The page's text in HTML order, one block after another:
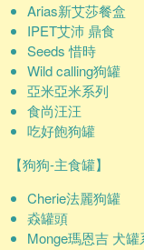
Arias新艾莎餐盒
IPET艾沛 鼎食
Seeds 惜時
Wild calling狗罐
亞米亞米系列
食尚汪汪
吃好飽狗罐
【狗狗-主食罐】
Cherie法麗狗罐
猋罐頭
Monge瑪恩吉 犬罐